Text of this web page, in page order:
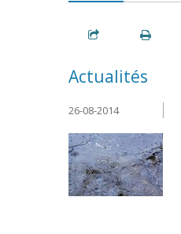
Actualités
26-08-2014